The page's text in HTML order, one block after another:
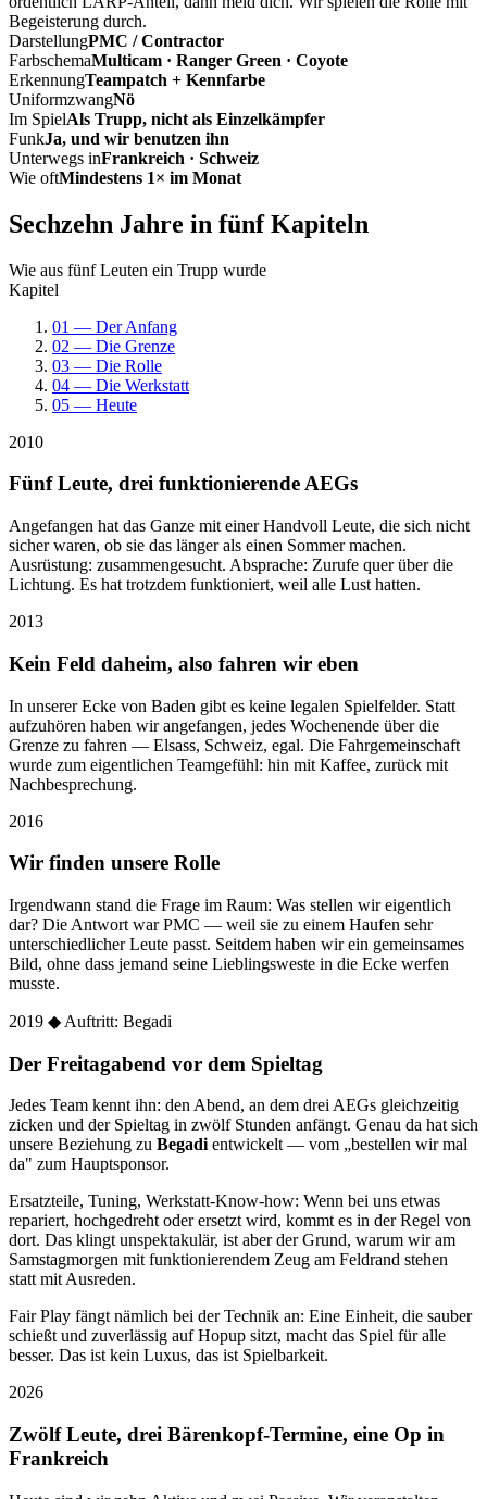
Begeisterung durch.
DarstellungPMC / Contractor
FarbschemaMulticam · Ranger Green · Coyote
ErkennungTeampatch + Kennfarbe
UniformzwangNö
Im SpielAls Trupp, nicht als Einzelkämpfer
FunkJa, und wir benutzen ihn
Unterwegs inFrankreich · Schweiz
Wie oftMindestens 1× im Monat
Sechzehn Jahre in fünf Kapiteln
Wie aus fünf Leuten ein Trupp wurde
Kapitel
01 — Der Anfang
02 — Die Grenze
03 — Die Rolle
04 — Die Werkstatt
05 — Heute
2010
Fünf Leute, drei funktionierende AEGs
Angefangen hat das Ganze mit einer Handvoll Leute, die sich nicht
sicher waren, ob sie das länger als einen Sommer machen.
Ausrüstung: zusammengesucht. Absprache: Zurufe quer über die
Lichtung. Es hat trotzdem funktioniert, weil alle Lust hatten.
2013
Kein Feld daheim, also fahren wir eben
In unserer Ecke von Baden gibt es keine legalen Spielfelder. Statt
aufzuhören haben wir angefangen, jedes Wochenende über die
Grenze zu fahren — Elsass, Schweiz, egal. Die Fahrgemeinschaft
wurde zum eigentlichen Teamgefühl: hin mit Kaffee, zurück mit
Nachbesprechung.
2016
Wir finden unsere Rolle
Irgendwann stand die Frage im Raum: Was stellen wir eigentlich
dar? Die Antwort war PMC — weil sie zu einem Haufen sehr
unterschiedlicher Leute passt. Seitdem haben wir ein gemeinsames
Bild, ohne dass jemand seine Lieblingsweste in die Ecke werfen
musste.
2019 ◆ Auftritt: Begadi
Der Freitagabend vor dem Spieltag
Jedes Team kennt ihn: den Abend, an dem drei AEGs gleichzeitig
zicken und der Spieltag in zwölf Stunden anfängt. Genau da hat sich
unsere Beziehung zu Begadientwickelt — vom „bestellen wir mal
da" zum Hauptsponsor.
Ersatzteile, Tuning, Werkstatt-Know-how: Wenn bei uns etwas
repariert, hochgedreht oder ersetzt wird, kommt es in der Regel von
dort. Das klingt unspektakulär, ist aber der Grund, warum wir am
Samstagmorgen mit funktionierendem Zeug am Feldrand stehen
statt mit Ausreden.
Fair Play fängt nämlich bei der Technik an: Eine Einheit, die sauber
schießt und zuverlässig auf Hopup sitzt, macht das Spiel für alle
besser. Das ist kein Luxus, das ist Spielbarkeit.
2026
Zwölf Leute, drei Bärenkopf-Termine, eine Op in
Frankreich